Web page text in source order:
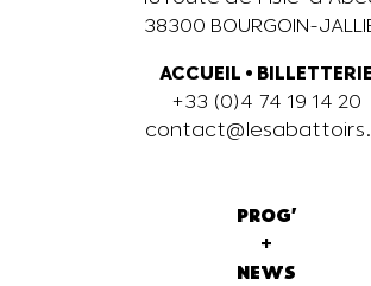
38300 BOURGOIN-
ACCUEIL • BILLETTERIE
+33 (0)4 74 19 14 20
PROG'
+
NEWS